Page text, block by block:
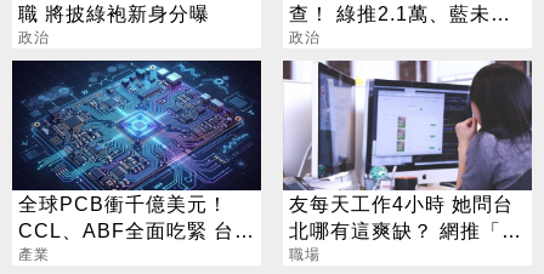
職 將披綠袍新身分曝
政治
查！ 綠推2.1萬、藍未提
金額
政治
全球PCB衝千億美元！
CCL、ABF全面吃緊 台廠
迎兆元商機
產業
友每天工作4小時 她問台
北哪有這爽缺？ 網推「這
一類」：1天只做10分鐘
職場